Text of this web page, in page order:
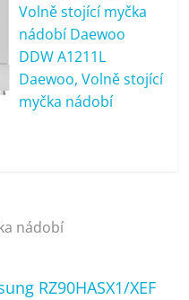
Volně stojící myčka
nádobí Daewoo
DDW A1211L
Daewoo, Volně stojící
myčka nádobí
nádobí
RZ90HASX1/XEF